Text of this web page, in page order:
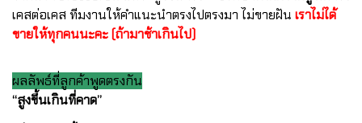
เคสต่อเคส ทีมงานให้คำแนะนำตรงไปตรงมา ไม่ขายฝัน เราไม่ได้
ขายให้ทุกคนนะคะ (ถ้ามาช้าเกินไป)
ผลลัพธ์ที่ลูกค้าพูดตรงกัน
“สูงขึ้นเกินที่คาด”